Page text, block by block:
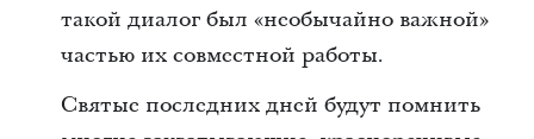
такой диалог был «необычайно важной»
частью их совместной работы.
Святые последних дней будут помнить